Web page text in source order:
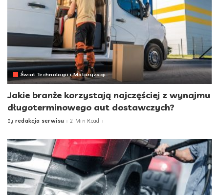
Świat Technologii i Motoryzacji
Jakie branże korzystają najczęściej z wynajmu
długoterminowego aut dostawczych?
Posted
By redakcja serwisu 2 Min Read